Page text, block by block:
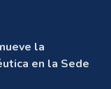
la
en la Sede